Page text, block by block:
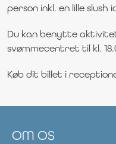
person inkl. en lille slush
Du kan benytte
svømmecentret til kl.
Køb dit billet i
OM OS